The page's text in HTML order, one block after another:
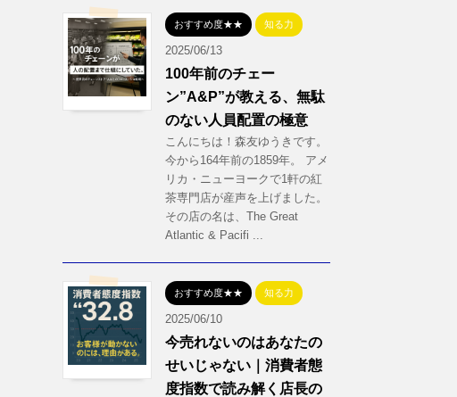
おすすめ度★★ 知る力
2025/06/13
100年前のチェー
ン”A&P”が教える、無駄
のない人員配置の極意
こんにちは！森友ゆうきです。
今から164年前の1859年。 アメ
リカ・ニューヨークで1軒の紅
茶専門店が産声を上げました。
その店の名は、The Great
Atlantic & Pacifi ...
おすすめ度★★ 知る力
2025/06/10
今売れないのはあなたの
せいじゃない｜消費者態
度指数で読み解く店長の